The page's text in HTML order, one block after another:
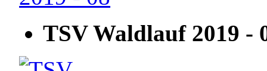
TSV Waldlauf 2019 -